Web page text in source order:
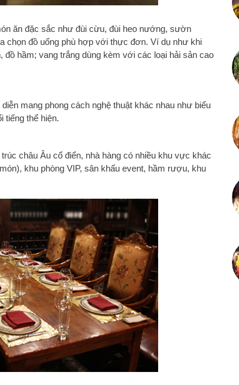
ăn đặc sắc như đùi cừu, đùi heo nướng, sườn
đồ uống phù hợp với thực đơn. Ví dụ như khi
hầm; vang trắng dùng kèm với các loại hải sản cao
mang phong cách nghệ thuật khác nhau như biểu
tiếng thể hiện.
châu Âu cổ điển, nhà hàng có nhiều khu vực khác
khu phòng VIP, sân khấu event, hầm rượu, khu